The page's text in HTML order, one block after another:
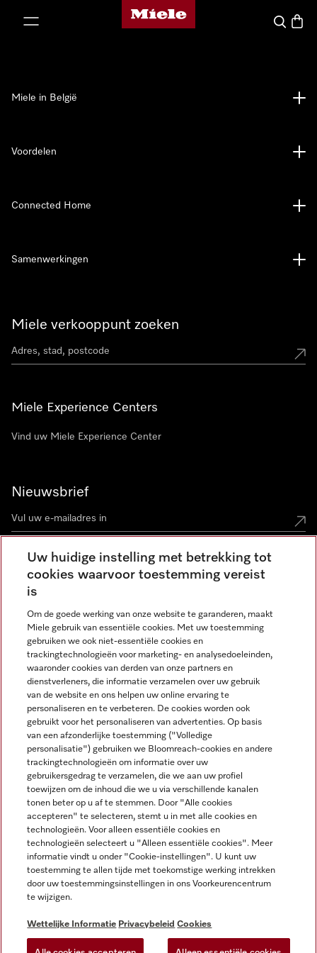
Miele homepage
Wat zoek
Miele verkooppunt zoeken
Miele Experience Centers
Vind uw Miele Experience Center
Nieuwsbrief
Contact contact@miele-support.be
Taal
NEDERLANDS
Miele in België
Voordelen
Connected Home
Samenwerkingen
Wettelijke Informatie
Algemene voorwaarden
Privacybeleid
Gebruiksvoorwaarden
Toegankelijkheidsverklaring
Digital Services Act
Miele op Facebook
Miele op Youtube
Miele op Instagram
Miele op Pinterest
Uw huidige instelling met betrekking tot
cookies waarvoor toestemming vereist
is
Om de goede werking van onze website te garanderen, maakt
Miele gebruik van essentiële cookies. Met uw toestemming
gebruiken we ook niet-essentiële cookies en
trackingtechnologieën voor marketing- en analysedoeleinden,
waaronder cookies van derden van onze partners en
dienstverleners, die informatie verzamelen over uw gebruik
van de website en ons helpen uw online ervaring te
personaliseren en te verbeteren. De cookies worden ook
gebruikt voor het personaliseren van advertenties. Op basis
van een afzonderlijke toestemming ("Volledige
personalisatie") gebruiken we Bloomreach-cookies en andere
trackingtechnologieën om informatie over uw
gebruikersgedrag te verzamelen, die we aan uw profiel
toewijzen om de inhoud die we u via verschillende kanalen
tonen beter op u af te stemmen. Door "Alle cookies
accepteren" te selecteren, stemt u in met alle cookies en
technologieën. Voor alleen essentiële cookies en
technologieën selecteert u "Alleen essentiële cookies". Meer
informatie vindt u onder "Cookie-instellingen". U kunt uw
toestemming te allen tijde met toekomstige werking intrekken
door uw toestemmingsinstellingen in ons Voorkeurencentrum
te wijzigen.
Wettelijke Informatie Privacybeleid Cookies